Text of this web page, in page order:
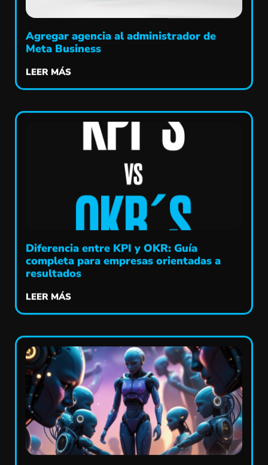
Agregar agencia al administrador de
Meta Business
LEER MÁS
Diferencia entre KPI y OKR: Guía
completa para empresas orientadas a
resultados
LEER MÁS